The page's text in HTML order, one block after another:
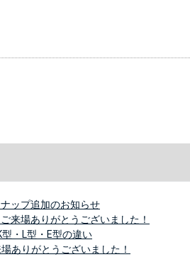
ップ追加のお知らせ
来場ありがとうございました！
・L型・E型の違い
ありがとうございました！